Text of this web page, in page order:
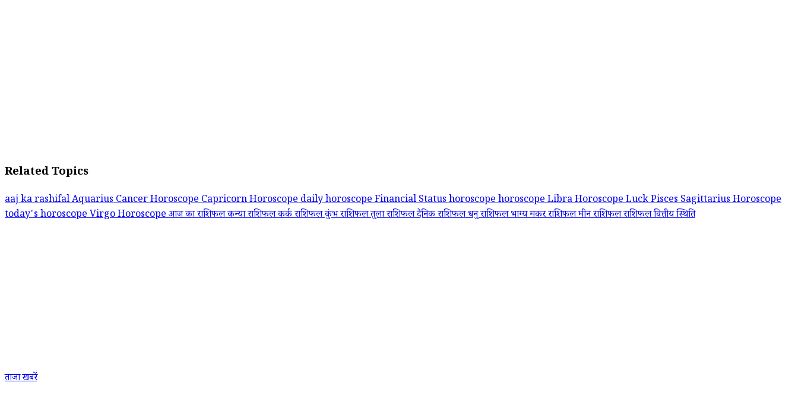
Related Topics
aaj ka rashifalAquariusCancer Horoscope Capricorn Horoscopedaily horoscopeFinancial Statushoroscopehoroscope LibraHoroscope LuckPiscesSagittarius Horoscope
today's horoscopeVirgo Horoscopeआज का राशिफलकन्या राशिफलकर्क राशिफलकुंभ राशिफलतुला राशिफलदैनिक राशिफलधनु राशिफलभाग्यमकर राशिफलमीन राशिफलराशिफल वित्तीय स्थिति
ताजा खबरें